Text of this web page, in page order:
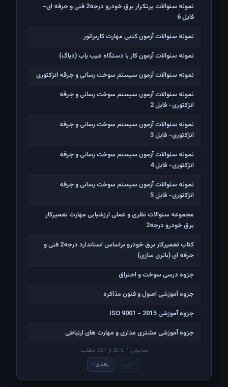
نمونه سئوالات پرتکرار برق خودرو درجه2 فنی و حرفه ای-
فایل 6
نمونه سئوالات آزمون کتبی مهارت کاربراتور
نمونه سئوالات آزمون کار با دستگاه عیب یاب (دیاگ)
نمونه سئوالات آزمون سیستم سوخت رسانی و جرقه انژکتوری
نمونه سئوالات آزمون سیستم سوخت رسانی و جرقه
انژکتوری- فایل 2
نمونه سئوالات آزمون سیستم سوخت رسانی و جرقه
انژکتوری- فایل 3
نمونه سئوالات آزمون سیستم سوخت رسانی و جرقه
انژکتوری- فایل 4
نمونه سئوالات آزمون سیستم سوخت رسانی و جرقه
انژکتوری- فایل 5
مجموعه سئوالات نظری و عملی ارزشیابی مهارت تعمیرکار
برق خودرو درجه2
کتاب تعمیرکار برق خودرو براساس استاندارد درجه2 فنی و
حرفه ای (باتری سازی)
جزوه درسی سوخت و احتراق
جزوه آموزشی اصول و فنون مذاکره
جزوه آموزشی ISO 9001 - 2015
جزوه آموزشی مشتری مداری و مهارت های ارتباطی
نمایش 1 تا 20 از 261 مطلب
بعدی ›